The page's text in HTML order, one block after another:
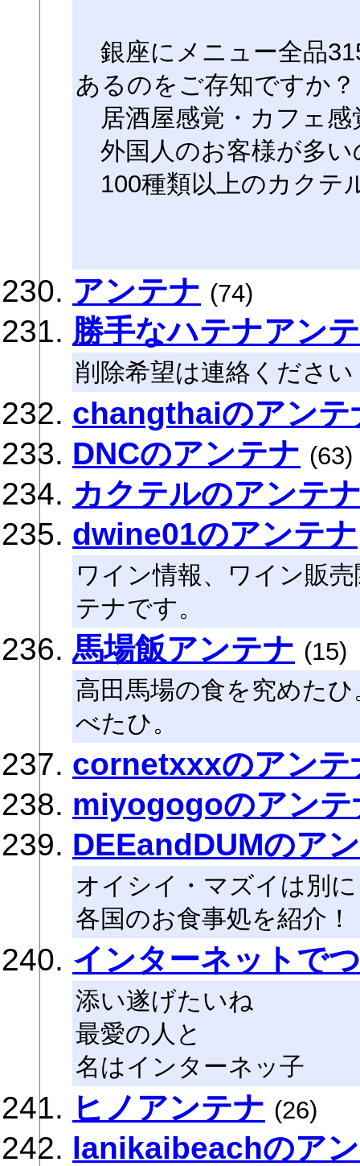
銀座にメニュー全品
あるのをご存知ですか？
居酒屋感覚・カフェ感
外国人のお客様が多い
100種類以上のカクテ
アンテナ (74)
勝手なハテナアン
削除希望は連絡ください
changthaiのアンテ
DNCのアンテナ (63)
カクテルのアンテ
dwine01のアンテナ
ワイン情報、ワイン販
テナです。
馬場飯アンテナ (15)
高田馬場の食を究めた
べたひ。
cornetxxxのアンテ
miyogogoのアンテ
DEEandDUMのア
オイシイ・マズイは別
各国のお食事処を紹介！
インターネットで
添い遂げたいね
最愛の人と
名はインターネッ子
ヒノアンテナ (26)
lanikaibeachのア